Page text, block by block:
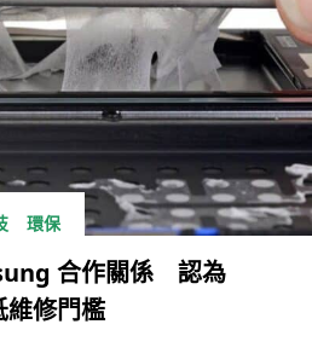
環保
合作關係 認為
修門檻